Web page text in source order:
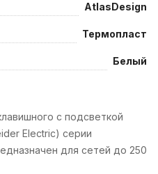
AtlasDesign
Термопласт
Белый
с подсветкой
Electric) серии
для сетей до 250